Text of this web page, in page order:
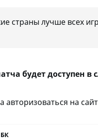
страны лучше всех
будет доступен в
на
БК